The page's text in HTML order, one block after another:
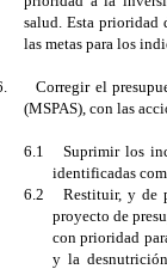
salud. Esta prioridad
las metas para los
Corregir el
(MSPAS), con las
6.1
Suprimir los
identificadas
6.2
Restituir, y de
proyecto de
con prioridad
y la